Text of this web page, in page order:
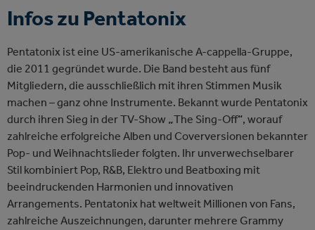
Infos zu Pentatonix
Pentatonix ist eine US-amerikanische A-cappella-Gruppe,
die 2011 gegründet wurde. Die Band besteht aus fünf
Mitgliedern, die ausschließlich mit ihren Stimmen Musik
machen – ganz ohne Instrumente. Bekannt wurde Pentatonix
durch ihren Sieg in der TV-Show „The Sing-Off“, worauf
zahlreiche erfolgreiche Alben und Coverversionen bekannter
Pop- und Weihnachtslieder folgten. Ihr unverwechselbarer
Stil kombiniert Pop, R&B, Elektro und Beatboxing mit
beeindruckenden Harmonien und innovativen
Arrangements. Pentatonix hat weltweit Millionen von Fans,
zahlreiche Auszeichnungen, darunter mehrere Grammy